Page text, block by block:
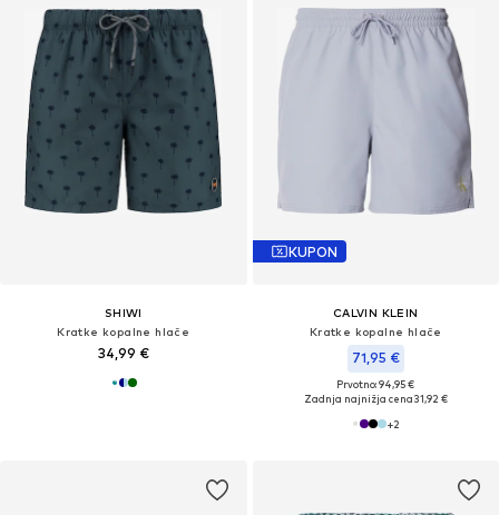
SHIWI
Kratke kopalne hlače
34,99 €
KUPON
CALVIN KLEIN
Kratke kopalne hlače
71,95 €
Prvotno: 94,95 €
Zadnja najnižja cena31,92 €
+2